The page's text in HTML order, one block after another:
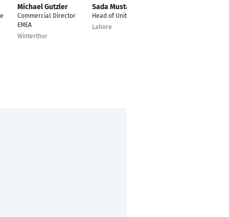
Michael Gutzler
Commercial Director
EMEA
Winterthur
Sada Mustafeed
Head of Unit
Lahore